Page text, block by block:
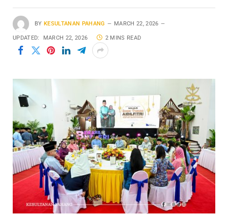
BY KESULTANAN PAHANG MARCH 22, 2026
UPDATED: MARCH 22, 2026 2 MINS READ